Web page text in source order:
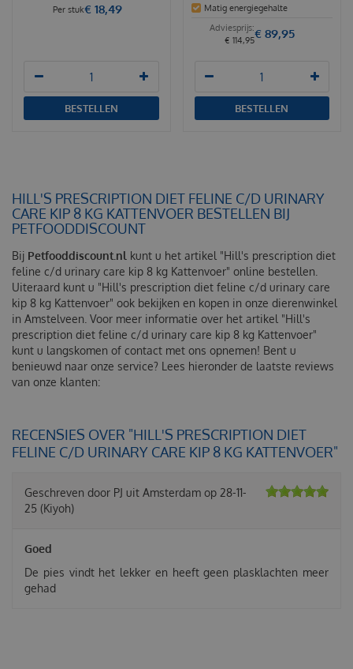
€ 18,49
Per stuk
BESTELLEN
Matig energiegehalte
€ 114,95€ 89,95
BESTELLEN
HILL'S PRESCRIPTION DIET FELINE C/D URINARY
CARE KIP 8 KG KATTENVOER BESTELLEN BIJ
PETFOODDISCOUNT
Bij Petfooddiscount.nl kunt u het artikel "Hill's prescription diet
feline c/d urinary care kip 8 kg Kattenvoer" online bestellen.
Uiteraard kunt u "Hill's prescription diet feline c/d urinary care
kip 8 kg Kattenvoer" ook bekijken en kopen in onze dierenwinkel
in Amstelveen. Voor meer informatie over het artikel "Hill's
prescription diet feline c/d urinary care kip 8 kg Kattenvoer"
kunt u langskomen of contact met ons opnemen! Bent u
benieuwd naar onze service? Lees hieronder de laatste reviews
van onze klanten:
RECENSIES OVER "HILL'S PRESCRIPTION DIET
FELINE C/D URINARY CARE KIP 8 KG KATTENVOER"
Geschreven door PJ uit Amsterdam op 28-11-
25 (Kiyoh)
Goed
De pies vindt het lekker en heeft geen plasklachten meer
gehad